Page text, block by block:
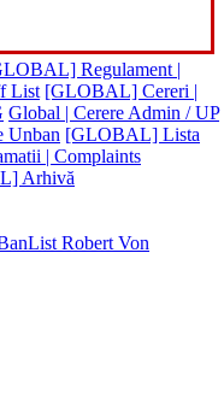
Regulament |
List [GLOBAL] Cereri |
Global | Cerere Admin / UP
Unban [GLOBAL] Lista
| Complaints
Arhivă
Robert Von